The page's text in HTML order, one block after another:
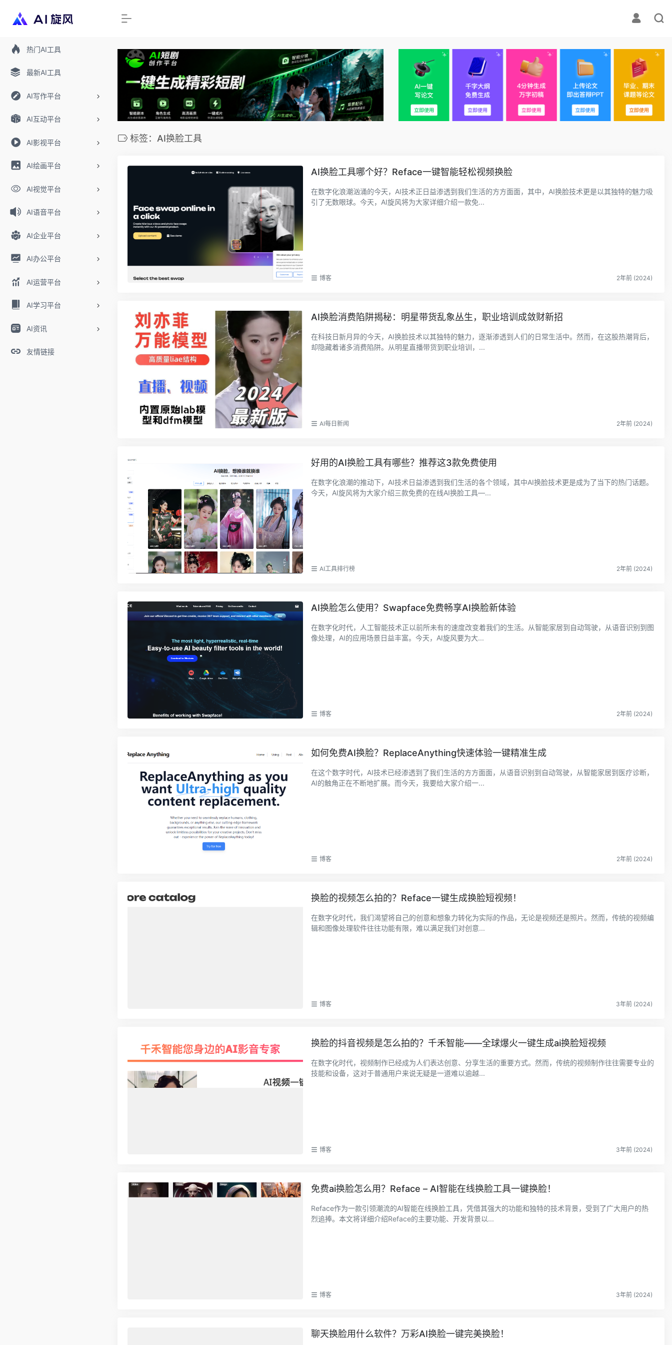
热门AI工具
最新AI工具
AI写作平台
AI互动平台
AI影视平台
AI绘画平台
AI视觉平台
AI语音平台
AI企业平台
AI办公平台
AI运营平台
AI学习平台
AI资讯
友情链接
标签：AI换脸工具
AI换脸工具哪个好？Reface一键智能轻松视频换脸
在数字化浪潮汹涌的今天，AI技术正日益渗透到我们生活的方方面面，其中，AI换脸技术更是以其独特的魅力吸
引了无数眼球。今天，AI旋风将为大家详细介绍一款免...
博客 2年前 (2024)
AI换脸消费陷阱揭秘：明星带货乱象丛生，职业培训成敛财新招
在科技日新月异的今天，AI换脸技术以其独特的魅力，逐渐渗透到人们的日常生活中。然而，在这股热潮背后，
却隐藏着诸多消费陷阱。从明星直播带货到职业培训，...
AI每日新闻 2年前 (2024)
好用的AI换脸工具有哪些？推荐这3款免费使用
在数字化浪潮的推动下，AI技术日益渗透到我们生活的各个领域，其中AI换脸技术更是成为了当下的热门话题。
今天，AI旋风将为大家介绍三款免费的在线AI换脸工具—...
AI工具排行榜 2年前 (2024)
AI换脸怎么使用？Swapface免费畅享AI换脸新体验
在数字化时代，人工智能技术正以前所未有的速度改变着我们的生活。从智能家居到自动驾驶，从语音识别到图
像处理，AI的应用场景日益丰富。今天，AI旋风要为大...
博客 2年前 (2024)
如何免费AI换脸？ReplaceAnything快速体验一键精准生成
在这个数字时代，AI技术已经渗透到了我们生活的方方面面，从语音识别到自动驾驶，从智能家居到医疗诊断，
AI的触角正在不断地扩展。而今天，我要给大家介绍一...
博客 2年前 (2024)
换脸的视频怎么拍的？Reface一键生成换脸短视频！
在数字化时代，我们渴望将自己的创意和想象力转化为实际的作品，无论是视频还是照片。然而，传统的视频编
辑和图像处理软件往往功能有限，难以满足我们对创意...
博客 3年前 (2024)
换脸的抖音视频是怎么拍的？千禾智能——全球爆火一键生成ai换脸短视频
在数字化时代，视频制作已经成为人们表达创意、分享生活的重要方式。然而，传统的视频制作往往需要专业的
技能和设备，这对于普通用户来说无疑是一道难以逾越...
博客 3年前 (2024)
免费ai换脸怎么用？Reface – AI智能在线换脸工具一键换脸！
Reface作为一款引领潮流的AI智能在线换脸工具，凭借其强大的功能和独特的技术背景，受到了广大用户的热
烈追捧。本文将详细介绍Reface的主要功能、开发背景以...
博客 3年前 (2024)
聊天换脸用什么软件？万彩AI换脸一键完美换脸！